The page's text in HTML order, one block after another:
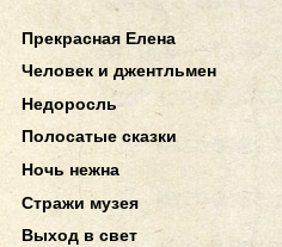
Прекрасная Елена
Человек и джентльмен
Недоросль
Полосатые сказки
Ночь нежна
Стражи музея
Выход в свет